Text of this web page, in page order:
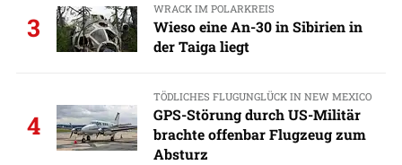
3
WRACK IM POLARKREIS
Wieso eine An-30 in Sibirien in
der Taiga liegt
4
TÖDLICHES FLUGUNGLÜCK IN NEW MEXICO
GPS-Störung durch US-Militär
brachte offenbar Flugzeug zum
Absturz